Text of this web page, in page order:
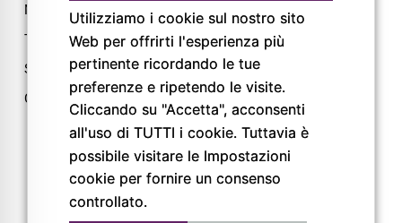
Magazine
Trail
Shop
Cataloghi
Tel: 0521 805945
Mail:
info@pigrecoservizi.it
Richiedi un preventivo
Lavora con noi
FOLLOW US
Utilizziamo i cookie sul nostro sito
Web per offrirti l'esperienza più
pertinente ricordando le tue
preferenze e ripetendo le visite.
Cliccando su "Accetta", acconsenti
all'uso di TUTTI i cookie. Tuttavia è
possibile visitare le Impostazioni
cookie per fornire un consenso
controllato.